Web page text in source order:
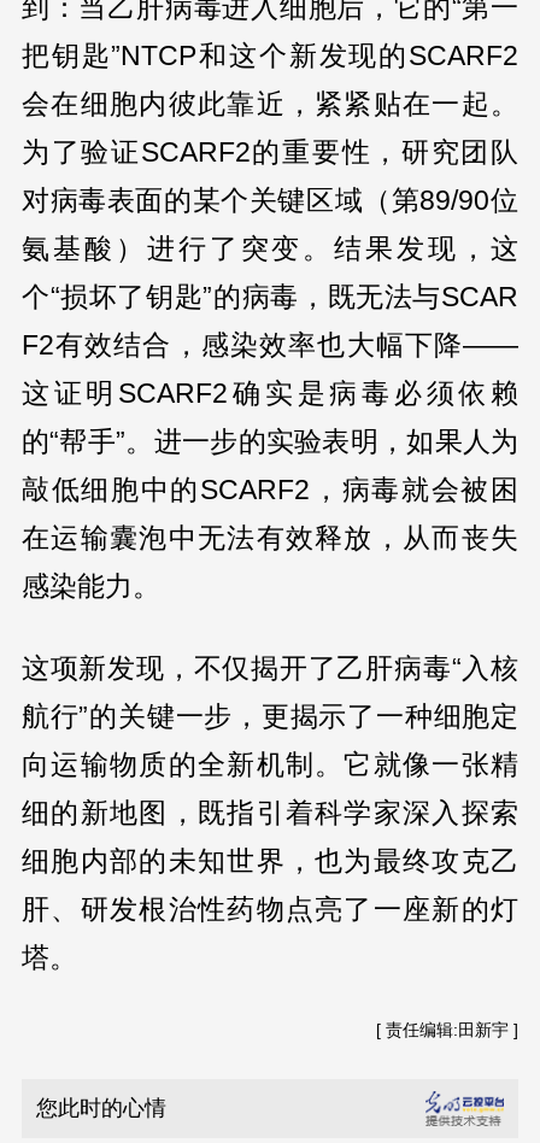
到：当乙肝病毒进入细胞后，它的“第一
把钥匙”NTCP和这个新发现的SCARF2
会在细胞内彼此靠近，紧紧贴在一起。
为了验证SCARF2的重要性，研究团队
对病毒表面的某个关键区域（第89/90位
氨基酸）进行了突变。结果发现，这
个“损坏了钥匙”的病毒，既无法与SCAR
F2有效结合，感染效率也大幅下降——
这证明SCARF2确实是病毒必须依赖
的“帮手”。进一步的实验表明，如果人为
敲低细胞中的SCARF2，病毒就会被困
在运输囊泡中无法有效释放，从而丧失
感染能力。
这项新发现，不仅揭开了乙肝病毒“入核
航行”的关键一步，更揭示了一种细胞定
向运输物质的全新机制。它就像一张精
细的新地图，既指引着科学家深入探索
细胞内部的未知世界，也为最终攻克乙
肝、研发根治性药物点亮了一座新的灯
塔。
[ 责任编辑:田新宇 ]
您此时的心情